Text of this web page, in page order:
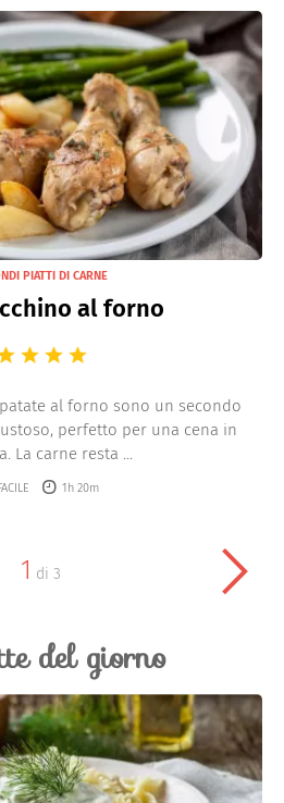
PIATTI DI CARNE
al forno
al forno sono un secondo
perfetto per una cena in
La carne resta ...
1h 20m
1 di 3
del giorno